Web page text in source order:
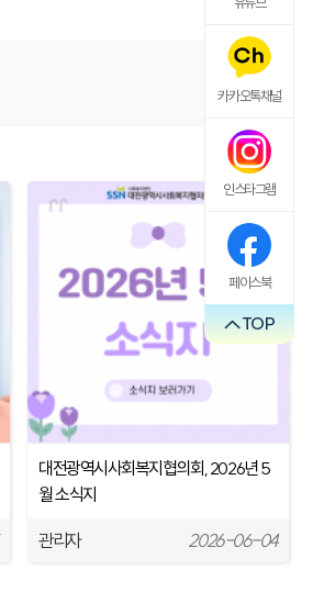
카카오톡채널
인스타그램
페이스북
TOP
대전광역시사회복지협의회, 2026년 5
월 소식지
관리자 2026-06-04